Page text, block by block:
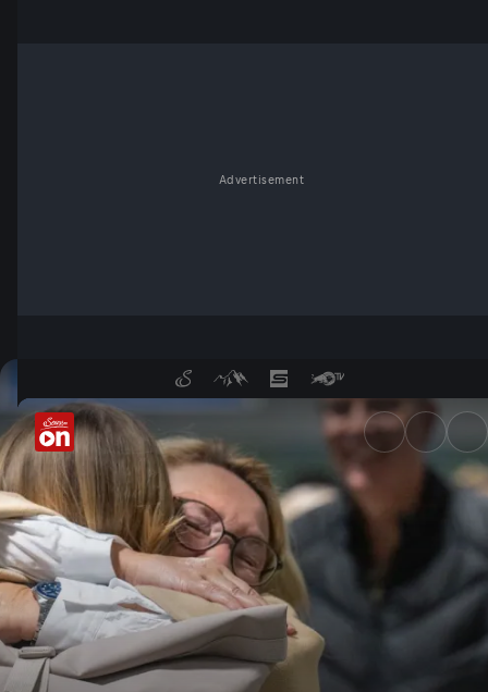
Advertisement
Erste Österreicher zurück -